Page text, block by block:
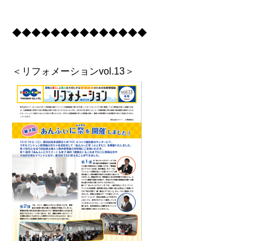
◆◆◆◆◆◆◆◆◆◆◆◆◆◆
＜リフォメーションvol.13＞